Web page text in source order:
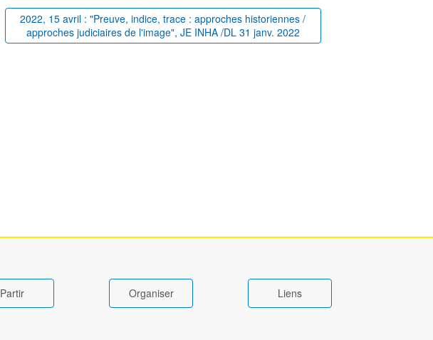
2022, 15 avril : "Preuve, indice, trace : approches historiennes /
approches judiciaires de l'image", JE INHA /DL 31 janv. 2022
Partir Organiser Liens